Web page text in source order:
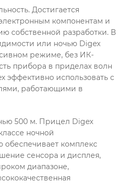
Достигается
компонентам и
собственной разработки. В
или ночью Digex
режиме, без ИК-
прибора в приделах волн
эффективно использовать с
работающими в
500 м. Прицел Digex
ночной
обеспечивает комплекс
сенсора и дисплея,
диапазоне,